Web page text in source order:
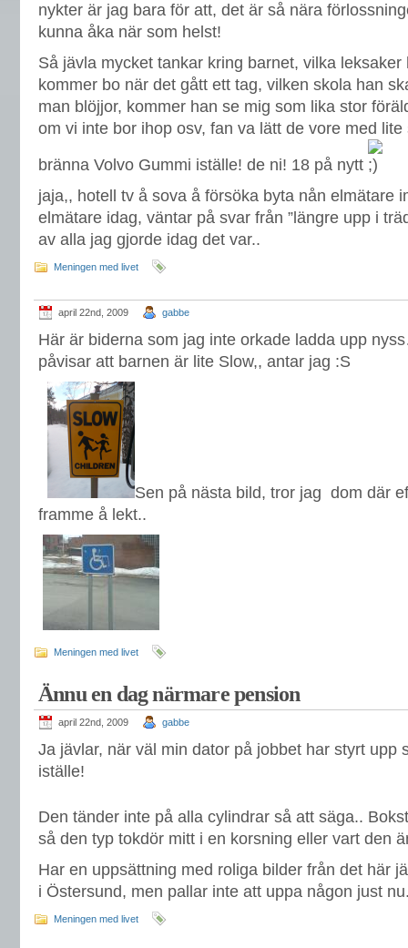
nykter är jag bara för att, det är så nära
kunna åka när som helst!
Så jävla mycket tankar kring barnet, vilka
kommer bo när det gått ett tag, vilken skola han
man blöjjor, kommer han se mig som lika stor
om vi inte bor ihop osv, fan va lätt de vore med
bränna Volvo Gummi iställe! de ni! 18 på nytt
jaja,, hotell tv å sova å försöka byta nån elmätare
elmätare idag, väntar på svar från ”längre upp i
av alla jag gjorde idag det var..
Meningen med livet
april 22nd, 2009 gabbe
Här är biderna som jag inte orkade ladda upp
påvisar att barnen är lite Slow,, antar jag :S
Sen på nästa bild, tror jag dom där
framme å lekt..
Meningen med livet
Ännu en dag närmare pension
april 22nd, 2009 gabbe
Ja jävlar, när väl min dator på jobbet har styrt upp
iställe!
Den tänder inte på alla cylindrar så att säga..
så den typ tokdör mitt i en korsning eller vart den
Har en uppsättning med roliga bilder från det här
i Östersund, men pallar inte att uppa någon just
Meningen med livet